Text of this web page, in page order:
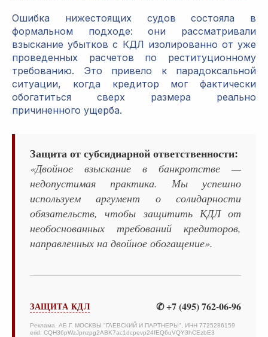
Ошибка нижестоящих судов состояла в
формальном подходе: они рассматривали
взыскание убытков с КДЛ изолированно от уже
проведенных расчетов по реституционному
требованию. Это привело к парадоксальной
ситуации, когда кредитор мог фактически
обогатиться сверх размера реально
причиненного ущерба.
Защита от субсидиарной ответственности:
«Двойное взыскание в банкротстве —
недопустимая практика. Мы успешно
используем аргумент о солидарности
обязательств, чтобы защитить КДЛ от
необоснованных требований кредиторов,
направленных на двойное обогащение».
ЗАЩИТА КДЛ ✆ +7 (495) 762-06-96
Реклама. АБ Г. МОСКВЫ "ГАЕВСКИЙ И ПАРТНЕРЫ", ИНН 7725286159
erid: CQH36pWzJpnzpg2ABK7ac1dcpevp24fEQ6uVQY3hCEzbE3